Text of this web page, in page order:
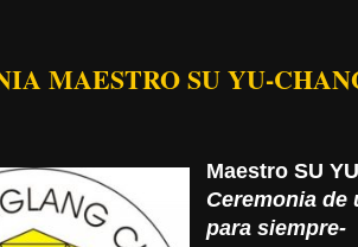
MAESTRO SU YU-
Maestro SU
Ceremonia de
para siempre-